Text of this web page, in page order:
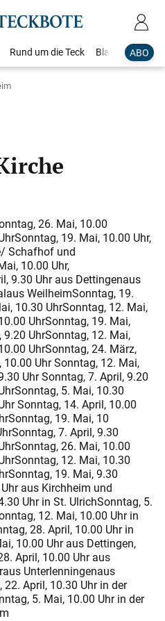
ABO
Rund um die Teck Blaulicht
26. Mai, 10.00
19. Mai, 10.00 Uhr,
Schafhof und
10.00 Uhr,
9.30 Uhr aus Dettingenaus
WeilheimSonntag, 19.
10.30 UhrSonntag, 12. Mai,
UhrSonntag, 19. Mai,
UhrSonntag, 12. Mai,
UhrSonntag, 24. März,
Uhr Sonntag, 12. Mai,
Uhr Sonntag, 7. April, 9.20
5. Mai, 10.30
Sonntag, 14. April, 10.00
19. Mai, 10
7. April, 9.30
26. Mai, 10.00
12. Mai, 10.30
19. Mai, 9.30
aus Kirchheim und
Uhr in St. UlrichSonntag, 5.
12. Mai, 10.00 Uhr in
28. April, 10.00 Uhr in
10.00 Uhr aus Dettingen,
April, 10.00 Uhr aus
Unterlenningenaus
April, 10.30 Uhr in der
5. Mai, 10.00 Uhr in der